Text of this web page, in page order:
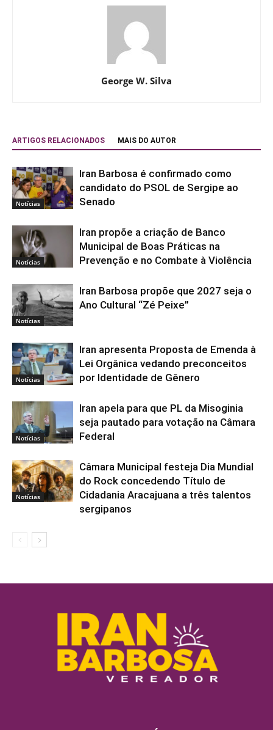
George W. Silva
ARTIGOS RELACIONADOS MAIS DO AUTOR
Notícias
Iran Barbosa é confirmado como
candidato do PSOL de Sergipe ao
Senado
Notícias
Iran propõe a criação de Banco
Municipal de Boas Práticas na
Prevenção e no Combate à Violência
Notícias
Iran Barbosa propõe que 2027 seja o
Ano Cultural “Zé Peixe”
Notícias
Iran apresenta Proposta de Emenda à
Lei Orgânica vedando preconceitos
por Identidade de Gênero
Notícias
Iran apela para que PL da Misoginia
seja pautado para votação na Câmara
Federal
Notícias
Câmara Municipal festeja Dia Mundial
do Rock concedendo Título de
Cidadania Aracajuana a três talentos
sergipanos